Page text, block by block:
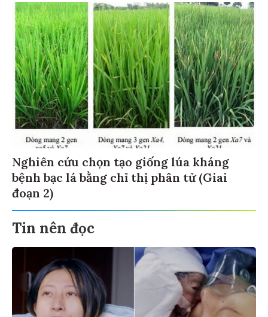
Nghiên cứu chọn tạo giống lúa kháng
bệnh bạc lá bằng chỉ thị phân tử (Giai
đoạn 2)
Tin nên đọc